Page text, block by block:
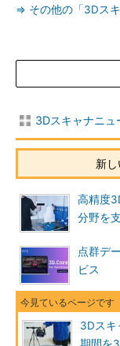
⇒ その他の「3Dス
3Dスキャナニュ
新
高精度
分野を
点群デ
ビス
3Dスキ